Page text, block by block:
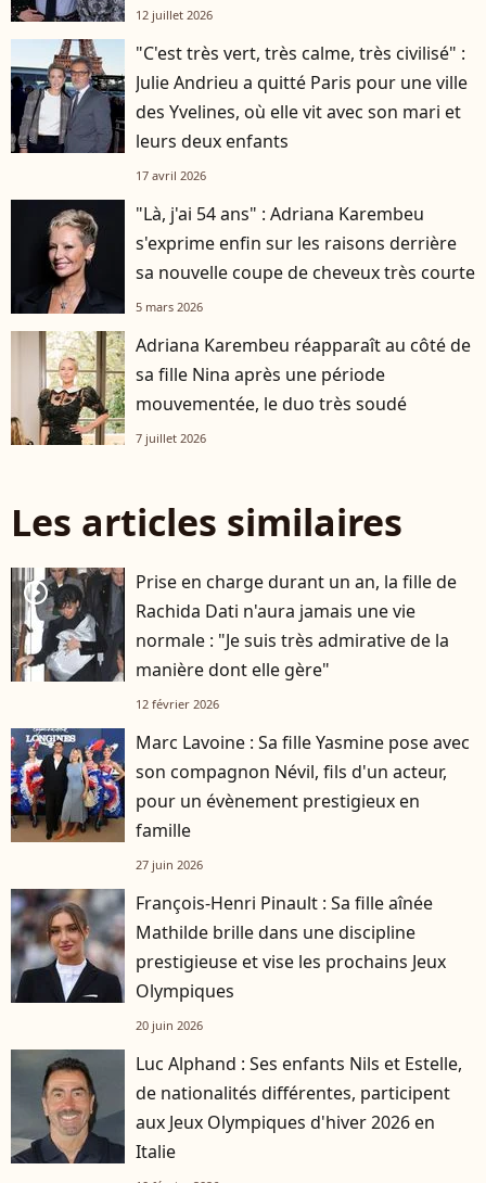
12 juillet 2026
"C'est très vert, très calme, très civilisé" :
Julie Andrieu a quitté Paris pour une ville
des Yvelines, où elle vit avec son mari et
leurs deux enfants
17 avril 2026
"Là, j'ai 54 ans" : Adriana Karembeu
s'exprime enfin sur les raisons derrière
sa nouvelle coupe de cheveux très courte
5 mars 2026
Adriana Karembeu réapparaît au côté de
sa fille Nina après une période
mouvementée, le duo très soudé
7 juillet 2026
Les articles similaires
player2
Prise en charge durant un an, la fille de
Rachida Dati n'aura jamais une vie
normale : "Je suis très admirative de la
manière dont elle gère"
12 février 2026
Marc Lavoine : Sa fille Yasmine pose avec
son compagnon Névil, fils d'un acteur,
pour un évènement prestigieux en
famille
27 juin 2026
François-Henri Pinault : Sa fille aînée
Mathilde brille dans une discipline
prestigieuse et vise les prochains Jeux
Olympiques
20 juin 2026
Luc Alphand : Ses enfants Nils et Estelle,
de nationalités différentes, participent
aux Jeux Olympiques d'hiver 2026 en
Italie